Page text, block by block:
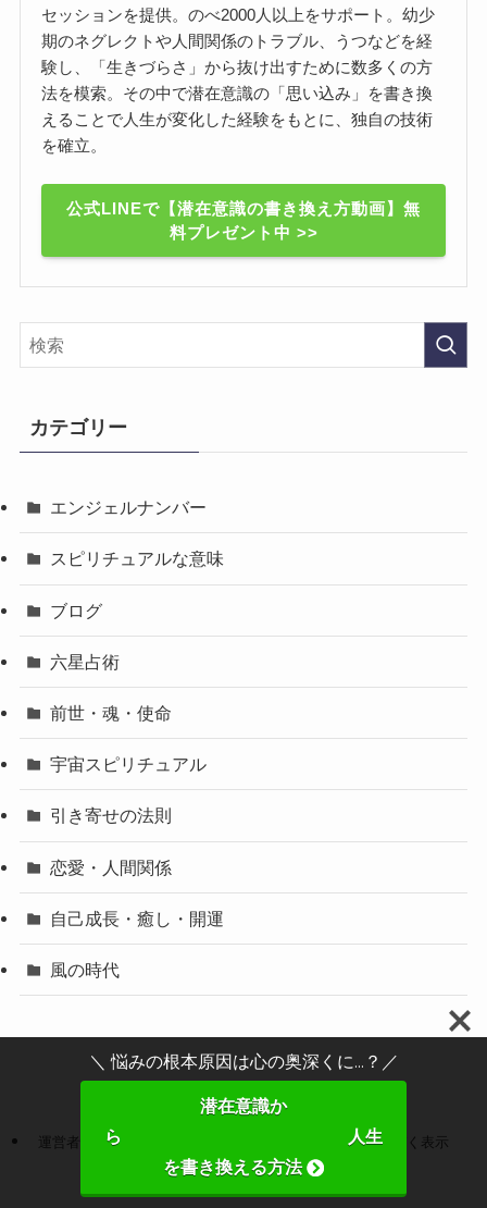
セッションを提供。のべ2000人以上をサポート。幼少
期のネグレクトや人間関係のトラブル、うつなどを経
験し、「生きづらさ」から抜け出すために数多くの方
法を模索。その中で潜在意識の「思い込み」を書き換
えることで人生が変化した経験をもとに、独自の技術
を確立。
公式LINEで【潜在意識の書き換え方動画】無
料プレゼント中 >>
カテゴリー
エンジェルナンバー
スピリチュアルな意味
ブログ
六星占術
前世・魂・使命
宇宙スピリチュアル
引き寄せの法則
恋愛・人間関係
自己成長・癒し・開運
風の時代
運営者情報
特定商取引法に基づく表示
お問い合わせ
＼ 悩みの根本原因は心の奥深くに...？／
潜在意識か
ら 人生
を書き換える方法